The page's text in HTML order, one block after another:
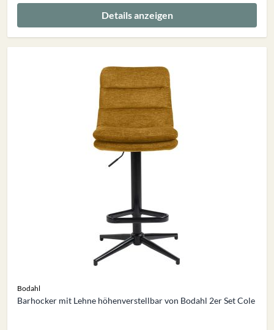
Details anzeigen
Bodahl
Barhocker mit Lehne höhenverstellbar von Bodahl 2er Set Cole